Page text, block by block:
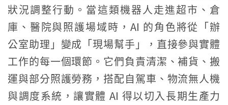
狀況調整行動。當這類機器人走進超市、倉
庫、醫院與照護場域時，AI 的角色將從「辦
公室助理」變成「現場幫手」，直接參與實體
工作的每一個環節。它們負責清潔、補貨、搬
運與部分照護勞務，搭配自駕車、物流無人機
與調度系統，讓實體 AI 得以切入長期生產力